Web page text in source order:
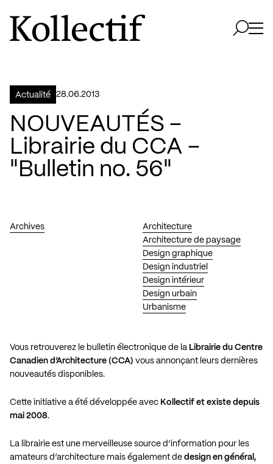
Aller à la page d'accueil
Logo Kollectif
Actualité 28.06.2013
NOUVEAUTÉS –
Librairie du CCA –
"Bulletin no. 56"
Archives
Architecture
Architecture de paysage
Design graphique
Design industriel
Design intérieur
Design urbain
Urbanisme
Vous retrouverez le bulletin électronique de la Librairie du Centre
Canadien d’Architecture (CCA) vous annonçant leurs dernières
nouveautés disponibles.
Cette initiative a été développée avec Kollectif et existe depuis
mai 2008.
La librairie est une merveilleuse source d’information pour les
amateurs d’architecture mais également de design en général,